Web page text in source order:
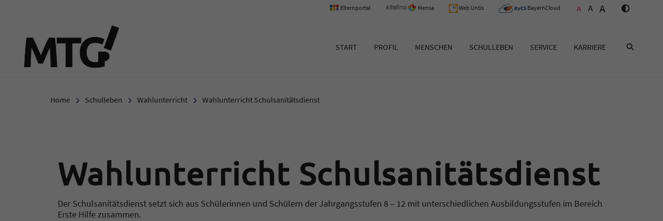
Elternportal Mensa Web Untis BayernCloud A A A
START PROFIL MENSCHEN SCHULLEBEN SERVICE KARRIERE
Home Schulleben Wahlunterricht Wahlunterricht Schulsanitätsdienst
Wahlunterricht Schulsanitätsdienst
Der Schulsanitätsdienst setzt sich aus Schülerinnen und Schülern der Jahrgangsstufen 8 – 12 mit unterschiedlichen Ausbildungsstufen im Bereich
Erste Hilfe zusammen.